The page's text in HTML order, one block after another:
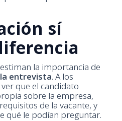
sí
la importancia de
entrevista. A los
que el candidato
sobre la empresa,
de la vacante, y
qué le podían preguntar.